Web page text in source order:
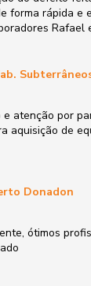
forma rápida e
Rafael
atenção por
aquisição de
Donadon
ótimos